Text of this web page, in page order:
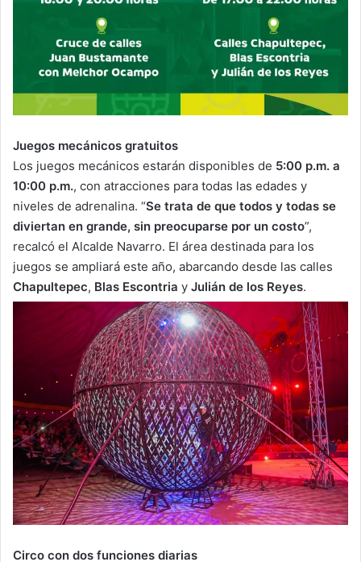
Juegos mecánicos gratuitos
Los juegos mecánicos estarán disponibles de 5:00 p.m. a
10:00 p.m., con atracciones para todas las edades y
niveles de adrenalina. “Se trata de que todos y todas se
diviertan en grande, sin preocuparse por un costo”,
recalcó el Alcalde Navarro. El área destinada para los
juegos se ampliará este año, abarcando desde las calles
Chapultepec, Blas Escontria y Julián de los Reyes.
Circo con dos funciones diarias